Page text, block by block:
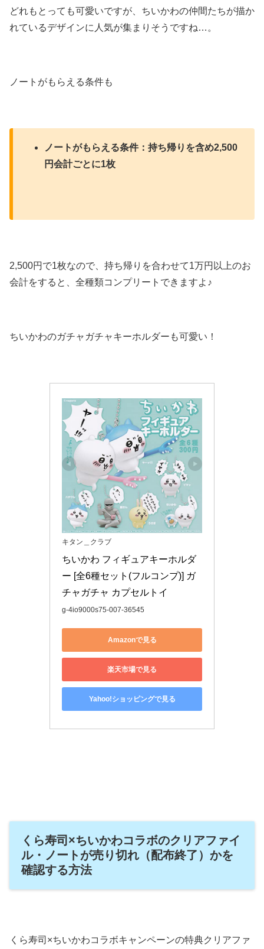
どれもとっても可愛いですが、ちいかわの仲間たちが描か
れているデザインに人気が集まりそうですね…。
ノートがもらえる条件も
ノートがもらえる条件：持ち帰りを含め2,500
円会計ごとに1枚
2,500円で1枚なので、持ち帰りを合わせて1万円以上のお
会計をすると、全種類コンプリートできますよ♪
ちいかわのガチャガチャキーホルダーも可愛い！
キタン＿クラブ
ちいかわ フィギュアキーホルダ
ー [全6種セット(フルコンプ)] ガ
チャガチャ カプセルトイ
g-4io9000s75-007-36545
Amazonで見る
楽天市場で見る
Yahoo!ショッピングで見る
くら寿司×ちいかわコラボのクリアファイ
ル・ノートが売り切れ（配布終了）かを
確認する方法
くら寿司×ちいかわコラボキャンペーンの特典クリアファ